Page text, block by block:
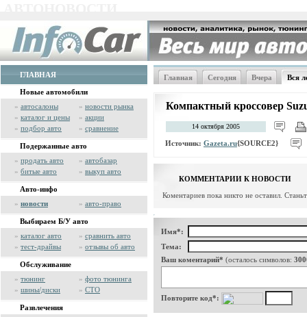
ГЛАВНАЯ
Новые автомобили
» автосалоны » новости рынка
» каталог и цены » акции
» подбор авто » сравнение
Подержанные авто
» продать авто » автобазар
» битые авто » выкуп авто
Авто-инфо
» новости » авто-право
Выбираем Б/У авто
» каталог авто » сравнить авто
» тест-драйвы » отзывы об авто
Обслуживание
» тюнинг » фото тюнинга
» шины/диски » СТО
Развлечения
Главная Сегодня Вчера Вся
Компактный кроссовер
14 октября 2005
Источник: Gazeta.ru{SOURCE2}
КОММЕНТАРИИ К НОВОСТИ
Коментариев пока никто не оставил.
Имя*:
Тема:
Ваш коментарий* (осталось символов:
Повторите код*: